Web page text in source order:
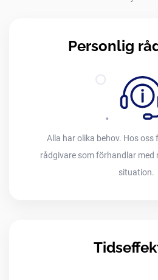
Personlig
Alla har olika behov. Hos oss
rådgivare som förhandlar med
situation.